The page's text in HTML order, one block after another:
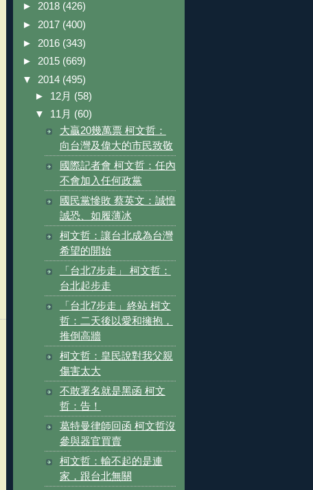
► 2018 (426)
► 2017 (400)
► 2016 (343)
► 2015 (669)
▼ 2014 (495)
► 12月 (58)
▼ 11月 (60)
大贏20幾萬票 柯文哲：
向台灣及偉大的市民致敬
國際記者會 柯文哲：任內
不會加入任何政黨
國民黨慘敗 蔡英文：誠惶
誠恐、如履薄冰
柯文哲：讓台北成為台灣
希望的開始
「台北7步走」 柯文哲：
台北起步走
「台北7步走」終站 柯文
哲：二天後以愛和擁抱，
推倒高牆
柯文哲：皇民說對我父親
傷害太大
不敢署名就是黑函 柯文
哲：告！
葛特曼律師回函 柯文哲沒
參與器官買賣
柯文哲：輸不起的是連
家，跟台北無關